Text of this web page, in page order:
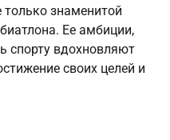
только знаменитой
Ее амбиции,
спорту вдохновляют
своих целей и